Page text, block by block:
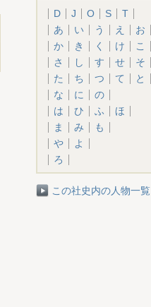
D J O S
T
あ
い う え
お
か
き く け
こ
さ
し す せ
そ
た
ち つ て
と
な
に
の
は
ひ ふ
ほ
ま
み
も
や
よ
ろ
この社史内の人物一覧